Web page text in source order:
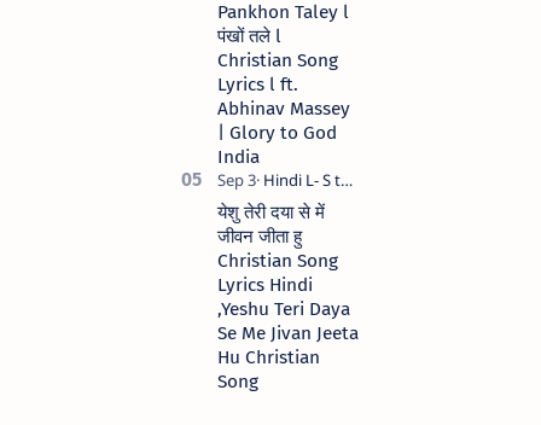
Pankhon Taley l
पंखों तले l
Christian Song
Lyrics l ft.
Abhinav Massey
| Glory to God
India
येशु तेरी दया से में
जीवन जीता हु
Christian Song
Lyrics Hindi
,Yeshu Teri Daya
Se Me Jivan Jeeta
Hu Christian
Song